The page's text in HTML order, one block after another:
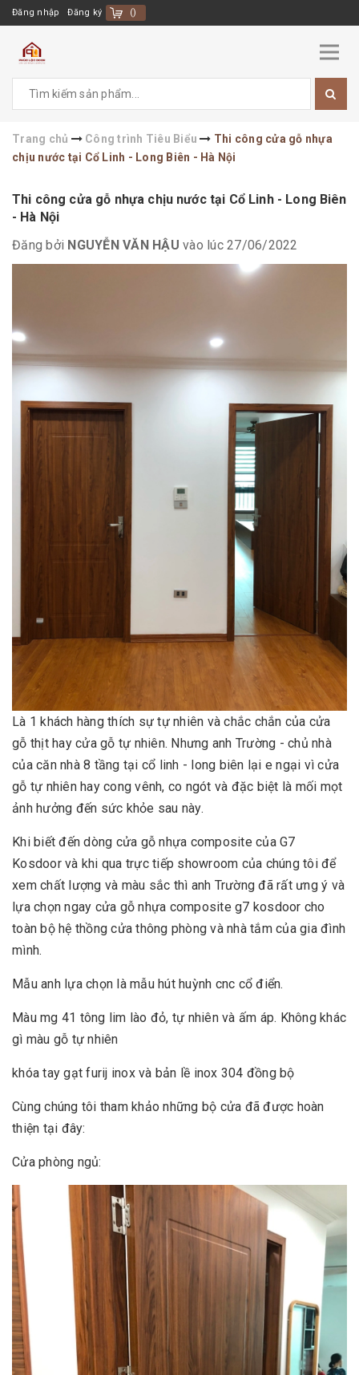
Đăng nhập Đăng ký ()
Trang chủ Công trình Tiêu Biểu
Thi công cửa gỗ nhựa
chịu nước tại Cổ Linh - Long Biên - Hà Nội
Thi công cửa gỗ nhựa chịu nước tại Cổ Linh - Long Biên
- Hà Nội
Đăng bởi NGUYỄN VĂN HẬU vào lúc 27/06/2022
Là 1 khách hàng thích sự tự nhiên và chắc chắn của cửa
gỗ thịt hay cửa gỗ tự nhiên. Nhưng anh Trường - chủ nhà
của căn nhà 8 tầng tại cổ linh - long biên lại e ngại vì cửa
gỗ tự nhiên hay cong vênh, co ngót và đặc biệt là mối mọt
ảnh hưởng đến sức khỏe sau này.
Khi biết đến dòng cửa gỗ nhựa composite của G7
Kosdoor và khi qua trực tiếp showroom của chúng tôi để
xem chất lượng và màu sắc thì anh Trường đã rất ưng ý và
lựa chọn ngay cửa gỗ nhựa composite g7 kosdoor cho
toàn bộ hệ thồng cửa thông phòng và nhà tắm của gia đình
mình.
Mẫu anh lựa chọn là mẫu hút huỳnh cnc cổ điển.
Màu mg 41 tông lim lào đỏ, tự nhiên và ấm áp. Không khác
gì màu gỗ tự nhiên
khóa tay gạt furij inox và bản lề inox 304 đồng bộ
Cùng chúng tôi tham khảo những bộ cửa đã được hoàn
thiện tại đây:
Cửa phòng ngủ: